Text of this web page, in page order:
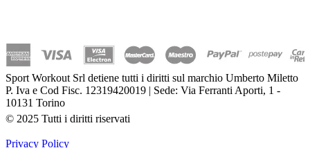
Sport Workout Srl detiene tutti i diritti sul marchio Umberto Miletto
P. Iva e Cod Fisc. 12319420019 | Sede: Via Ferranti Aporti, 1 -
10131 Torino
© 2025 Tutti i diritti riservati
Privacy Policy